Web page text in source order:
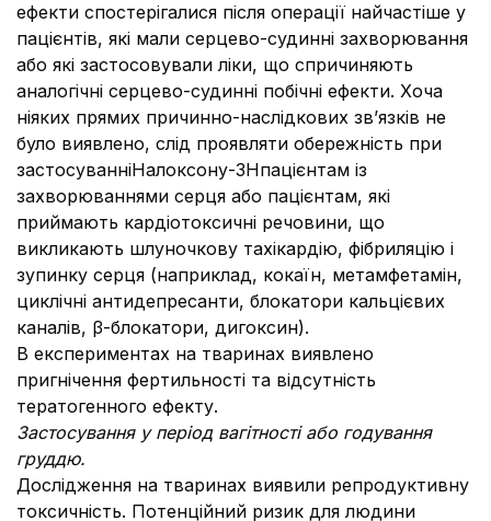
ефекти спостерігалися після операції найчастіше у
пацієнтів, які мали серцево-судинні захворювання
або які застосовували ліки, що спричиняють
аналогічні серцево-судинні побічні ефекти. Хоча
ніяких прямих причинно-наслідкових зв’язків не
було виявлено, слід проявляти обережність при
застосуванніНалоксону-ЗНпацієнтам із
захворюваннями серця або пацієнтам, які
приймають кардіотоксичні речовини, що
викликають шлуночкову тахікардію, фібриляцію і
зупинку серця (наприклад, кокаїн, метамфетамін,
циклічні антидепресанти, блокатори кальцієвих
каналів, β-блокатори, дигоксин).
В експериментах на тваринах виявлено
пригнічення фертильності та відсутність
тератогенного ефекту.
Застосування у період вагітності або годування
груддю.
Дослідження на тваринах виявили репродуктивну
токсичність. Потенційний ризик для людини